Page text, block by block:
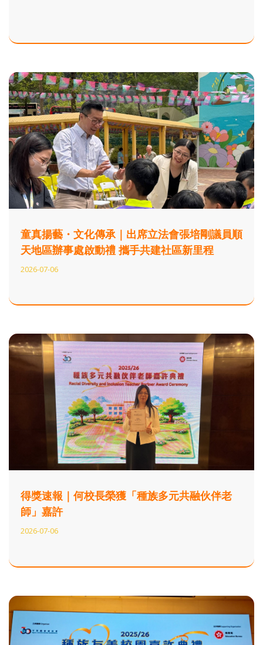
童真揚藝・文化傳承｜出席立法會張培剛議員順
天地區辦事處啟動禮 攜手共建社區新里程
2026-07-06
得獎速報｜何校長榮獲「種族多元共融伙伴老
師」嘉許
2026-07-06